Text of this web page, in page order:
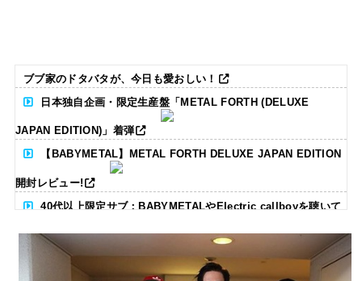
ブブ家のドタバタが、今日も愛おしい！
日本独自企画・限定生産盤「METAL FORTH (DELUXE
JAPAN EDITION)」着弾
【BABYMETAL】METAL FORTH DELUXE JAPAN EDITION
開封レビュー!
40代以上限定サブ：BABYMETALやElectric callboyを聴いて
る人いる？ 【海外の反応】
BABYMETAL「CANNONBALL外伝」グッズ販売決定